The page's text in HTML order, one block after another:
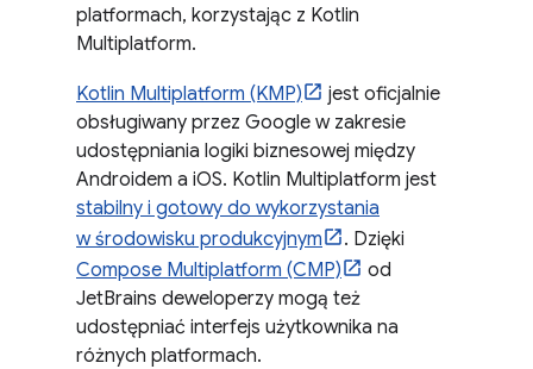
platformach, korzystając z Kotlin
Multiplatform.
Kotlin Multiplatform (KMP)
jest oficjalnie
obsługiwany przez Google w zakresie
udostępniania logiki biznesowej między
Androidem a iOS. Kotlin Multiplatform jest
stabilny i gotowy do wykorzystania
w środowisku produkcyjnym
. Dzięki
Compose Multiplatform (CMP)
od
JetBrains deweloperzy mogą też
udostępniać interfejs użytkownika na
różnych platformach.